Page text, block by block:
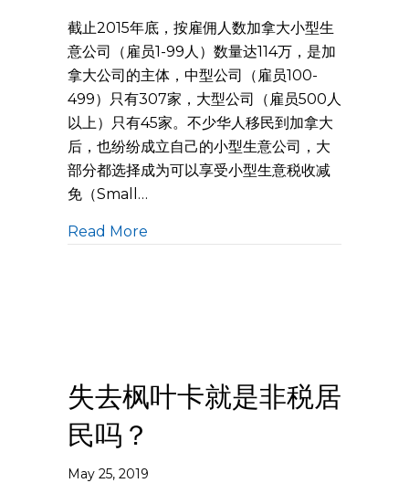
截止2015年底，按雇佣人数加拿大小型生
意公司（雇员1-99人）数量达114万，是加
拿大公司的主体，中型公司（雇员100-
499）只有307家，大型公司（雇员500人
以上）只有45家。不少华人移民到加拿大
后，也纷纷成立自己的小型生意公司，大
部分都选择成为可以享受小型生意税收减
免（Small…
Read More
失去枫叶卡就是非税居
民吗？
May 25, 2019